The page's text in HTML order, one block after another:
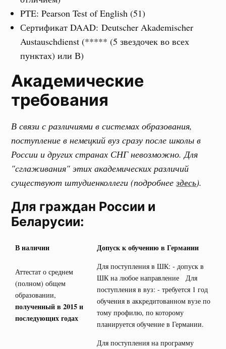
PTE: Pearson Test of English (51)
Сертификат DAAD: Deutscher Akademischer
Austauschdienst (***** (5 звездочек во всех
пунктах) или В)
Академические
требования
В связи с различиями в системах образования,
поступление в немецкий вуз сразу после школы в
России и других странах СНГ невозможно. Для
"сглаживания" этих академических различий
существуют штудиенколлеги (подробнеездесь).
Для граждан России и
Беларусии:
В наличии Допуск к обучению в Германии
Аттестат о среднем
(полном) общем
образовании,
полученный в 2015 и
последующих годах
Для поступления в ШК: - допуск в
ШК на любое направление Для
поступления в вуз: - требуется 1 год
обучения в аккредитованном вузе по
тому профилю, по которому
планируется обучение в Германии.
Для поступления на программу